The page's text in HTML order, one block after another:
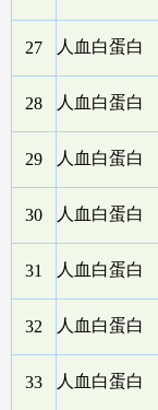
27 人血白蛋白
28 人血白蛋白
29 人血白蛋白
30 人血白蛋白
31 人血白蛋白
32 人血白蛋白
33 人血白蛋白